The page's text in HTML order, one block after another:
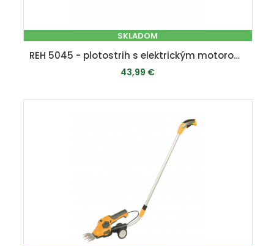
SKLADOM
REH 5045 - plotostrih s elektrickým motorom 500 W
43,99 €